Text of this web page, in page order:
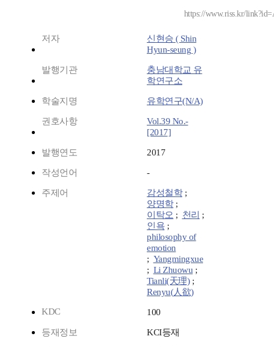
https://www.riss.kr/
저자
신현승 ( Shin
Hyun-seung )
발행기관
충남대학교 유
학연구소
학술지명 유학연구(N/A)
권호사항
Vol.39 No.-
[2017]
발행연도 2017
작성언어 -
주제어 감성철학;
양명학;
이탁오 ; 천리 ;
인욕 ;
philosophy of
emotion
; Yangmingxue
; Li Zhuowu ;
Tianli(天理);
Renyu(人欲)
KDC
100
등재정보 KCI등재